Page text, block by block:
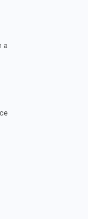
a